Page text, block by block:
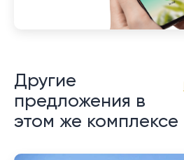
Другие
предложения в
этом же комплексе